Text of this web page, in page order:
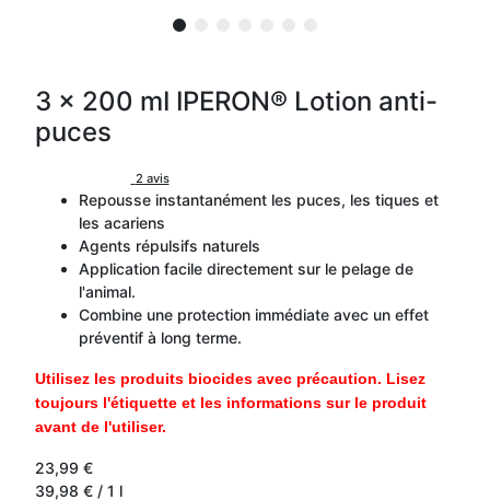
3 x 200 mI IPERON® Lotion anti-
puces
2 avis
Repousse instantanément les puces, les tiques et
les acariens
Agents répulsifs naturels
Application facile directement sur le pelage de
l'animal.
Combine une protection immédiate avec un effet
préventif à long terme.
Utilisez les produits biocides avec précaution. Lisez
toujours l'étiquette et les informations sur le produit
avant de l'utiliser.
23,99 €
39,98 € / 1 l